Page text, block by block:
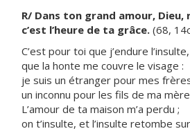
R/ Dans ton grand amour, Dieu,
c’est l’heure de ta grâce. (68,
C’est pour toi que j’endure l’insulte,
que la honte me couvre le visage :
je suis un étranger pour mes
un inconnu pour les fils de ma
L’amour de ta maison m’a perdu ;
on t’insulte, et l’insulte retombe